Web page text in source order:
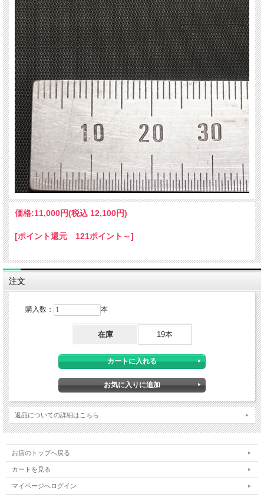
価格:11,000円(税込 12,100円)
[ポイント還元 121ポイント～]
注文
購入数： 本
在庫 19本
返品についての詳細はこちら
お店のトップへ戻る
カートを見る
マイページへログイン